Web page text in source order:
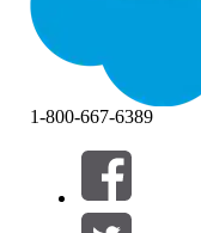
Filter (0)
VÄLJ FILTER
1-800-667-6389